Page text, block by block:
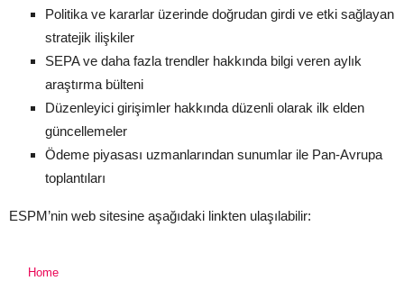
Politika ve kararlar üzerinde doğrudan girdi ve etki sağlayan
stratejik ilişkiler
SEPA ve daha fazla trendler hakkında bilgi veren aylık
araştırma bülteni
Düzenleyici girişimler hakkında düzenli olarak ilk elden
güncellemeler
Ödeme piyasası uzmanlarından sunumlar ile Pan-Avrupa
toplantıları
ESPM’nin web sitesine aşağıdaki linkten ulaşılabilir:
Home